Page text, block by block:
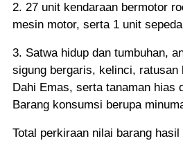
2. 27 unit kendaraan bermotor
mesin motor, serta 1 unit
3. Satwa hidup dan tumbuhan,
sigung bergaris, kelinci, ratusan
Dahi Emas, serta tanaman hias
Barang konsumsi berupa
Total perkiraan nilai barang